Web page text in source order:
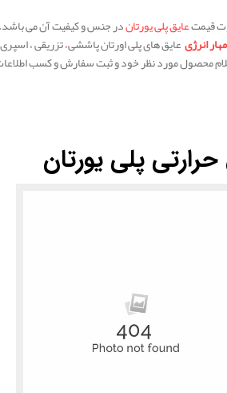
قیمتعایق پلی یورتاندر جنس و کیفیت آن می باشد.
مهار انرژیعایق های پلی اورتان پاششی،تزریقی ،
محصول مورد نظر خود و ثبت سفارش و کسب
پلی یورتان